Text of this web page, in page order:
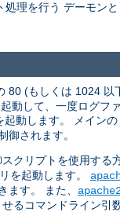
理を行う デーモン
80 (もしくは 1024 以
動して、一度ログ
起動します。 メインの
御されます。
クリプトを使用する
を起動します。
ます。 また、
るコマンドライン引